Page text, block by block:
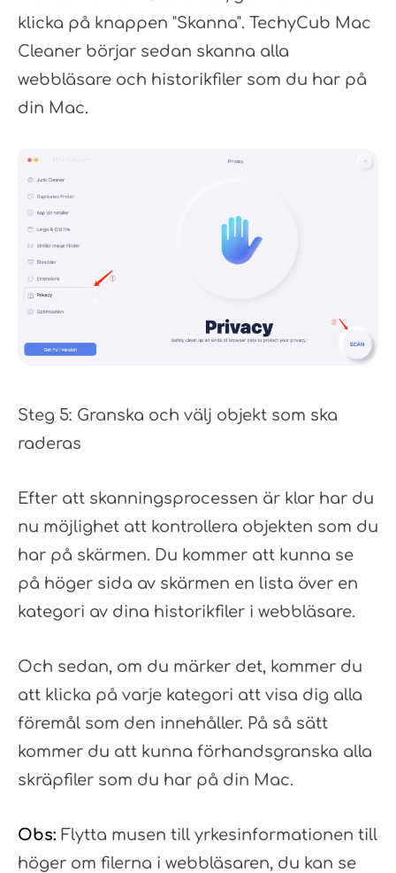
klicka på knappen "Skanna". TechyCub Mac
Cleaner börjar sedan skanna alla
webbläsare och historikfiler som du har på
din Mac.
Steg 5: Granska och välj objekt som ska
raderas
Efter att skanningsprocessen är klar har du
nu möjlighet att kontrollera objekten som du
har på skärmen. Du kommer att kunna se
på höger sida av skärmen en lista över en
kategori av dina historikfiler i webbläsare.
Och sedan, om du märker det, kommer du
att klicka på varje kategori att visa dig alla
föremål som den innehåller. På så sätt
kommer du att kunna förhandsgranska alla
skräpfiler som du har på din Mac.
Obs: Flytta musen till yrkesinformationen till
höger om filerna i webbläsaren, du kan se